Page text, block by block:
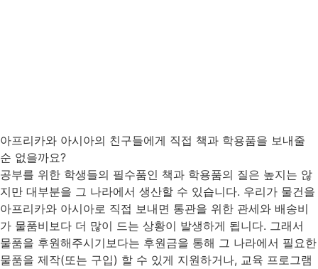
아프리카와 아시아의 친구들에게 직접 책과 학용품을 보내줄
순 없을까요?
공부를 위한 학생들의 필수품인 책과 학용품의 질은 높지는 않
지만 대부분을 그 나라에서 생산할 수 있습니다. 우리가 물건을
아프리카와 아시아로 직접 보내면 통관을 위한 관세와 배송비
가 물품비보다 더 많이 드는 상황이 발생하게 됩니다. 그래서
물품을 후원해주시기보다는 후원금을 통해 그 나라에서 필요한
물품을 제작(또는 구입) 할 수 있게 지원하거나, 교육 프로그램